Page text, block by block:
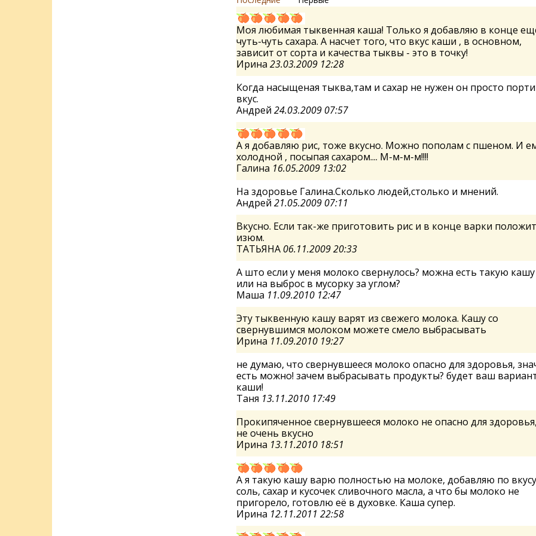
Моя любимая тыквенная каша! Только я добавляю в конце
чуть-чуть сахара. А насчет того, что вкус каши , в основном,
зависит от сорта и качества тыквы - это в точку!
Ирина 23.03.2009 12:28
Когда насыщеная тыква,там и сахар не нужен он просто
вкус.
Андрей 24.03.2009 07:57
А я добавляю рис, тоже вкусно. Можно пополам с пшеном. И
холодной , посыпая сахаром.... М-м-м-м!!!!
Галина 16.05.2009 13:02
На здоровье Галина.Сколько людей,столько и мнений.
Андрей 21.05.2009 07:11
Вкусно. Если так-же приготовить рис и в конце варки
изюм.
ТАТЬЯНА 06.11.2009 20:33
А што если у меня молоко свернулось? можна есть такую кашу
или на выброс в мусорку за углом?
Маша 11.09.2010 12:47
Эту тыквенную кашу варят из свежего молока. Кашу со
свернувшимся молоком можете смело выбрасывать
Ирина 11.09.2010 19:27
не думаю, что свернувшееся молоко опасно для здоровья,
есть можно! зачем выбрасывать продукты? будет ваш
каши!
Таня 13.11.2010 17:49
Прокипяченное свернувшееся молоко не опасно для
не очень вкусно
Ирина 13.11.2010 18:51
А я такую кашу варю полностью на молоке, добавляю по вкусу
соль, сахар и кусочек сливочного масла, а что бы молоко не
пригорело, готовлю её в духовке. Каша супер.
Ирина 12.11.2011 22:58